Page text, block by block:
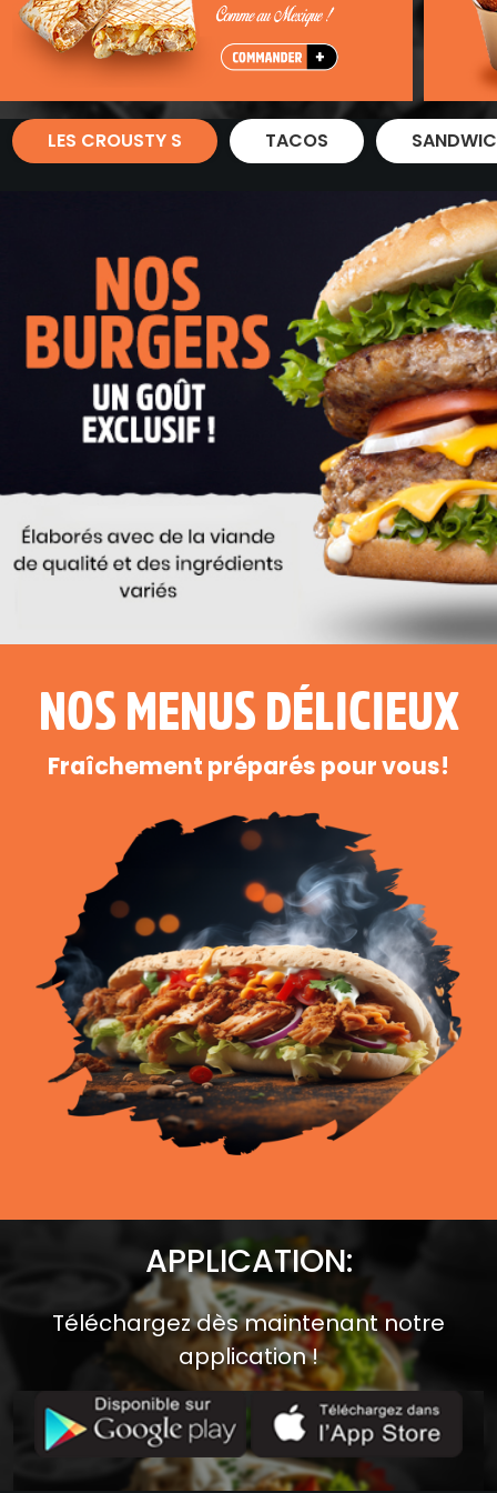
Zones de Livraison
LES CROUSTY S TACOS
NOS MENUS DÉLICIEUX
Fraîchement préparés pour vous!
APPLICATION:
Téléchargez dès maintenant notre
application !